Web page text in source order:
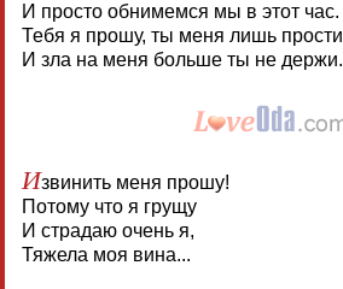
И просто обнимемся мы в этот час.
Тебя я прошу, ты меня лишь прости
И зла на меня больше ты не держи.
Извинить меня прошу!
Потому что я грущу
И страдаю очень я,
Тяжела моя вина...